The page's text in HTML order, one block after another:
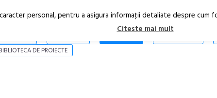
STIRI
DE PROIECTE
personal, pentru a asigura informaţii detaliate despre
Citeste mai mult